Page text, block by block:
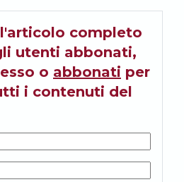
completo
utenti abbonati,
o abbonati per
i contenuti del